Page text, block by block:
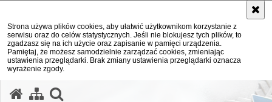
Strona używa plików cookies, aby ułatwić użytkownikom korzystanie z
serwisu oraz do celów statystycznych. Jeśli nie blokujesz tych plików, to
zgadzasz się na ich użycie oraz zapisanie w pamięci urządzenia.
Pamiętaj, że możesz samodzielnie zarządzać cookies, zmieniając
ustawienia przeglądarki. Brak zmiany ustawienia przeglądarki oznacza
wyrażenie zgody.